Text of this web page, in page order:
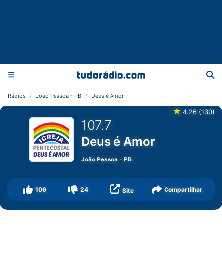
Rádios João Pessoa - PB Deus é Amor
★ 4.26 (130)
107.7
Deus é Amor
João Pessoa -PB
106 24 Site Compartilhar